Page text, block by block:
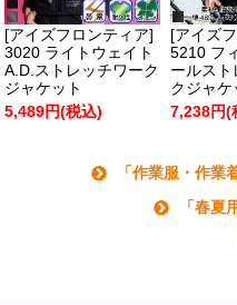
[アイズフロンティア]
3020 ライトウェイト
A.D.ストレッチワーク
ジャケット
5,489円(税込)
[アイズ
5210 フ
ールスト
クジャケ
7,238円(
「作業服・作業
「春夏